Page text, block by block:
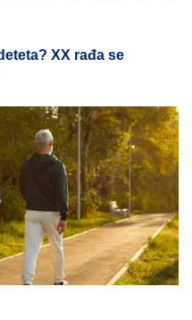
XX rađa se